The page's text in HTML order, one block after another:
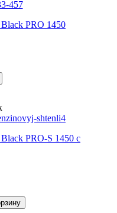
PRO 1450
PRO-S 1450 с